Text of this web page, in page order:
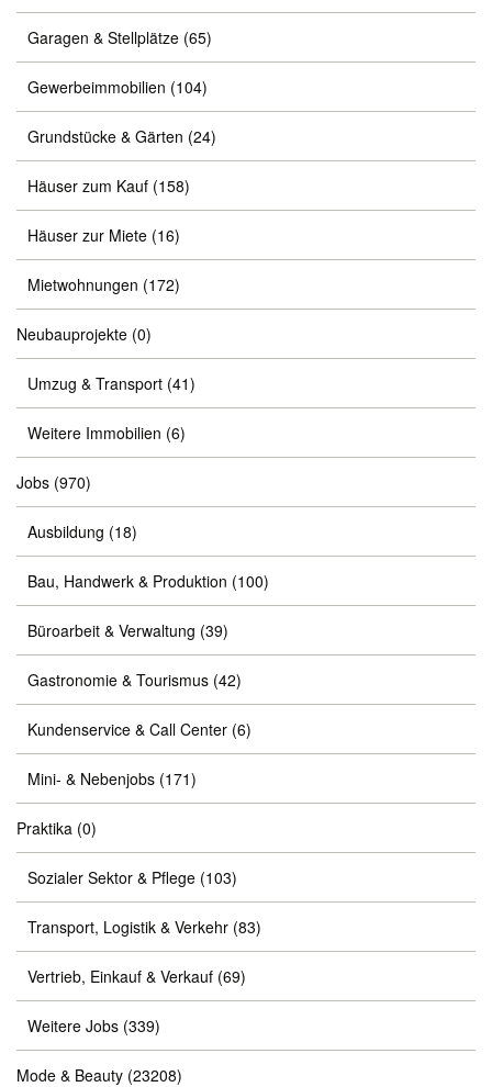
Garagen & Stellplätze (65)
Gewerbeimmobilien (104)
Grundstücke & Gärten (24)
Häuser zum Kauf (158)
Häuser zur Miete (16)
Mietwohnungen (172)
Neubauprojekte (0)
Umzug & Transport (41)
Weitere Immobilien (6)
Jobs (970)
Ausbildung (18)
Bau, Handwerk & Produktion (100)
Büroarbeit & Verwaltung (39)
Gastronomie & Tourismus (42)
Kundenservice & Call Center (6)
Mini- & Nebenjobs (171)
Praktika (0)
Sozialer Sektor & Pflege (103)
Transport, Logistik & Verkehr (83)
Vertrieb, Einkauf & Verkauf (69)
Weitere Jobs (339)
Mode & Beauty (23208)